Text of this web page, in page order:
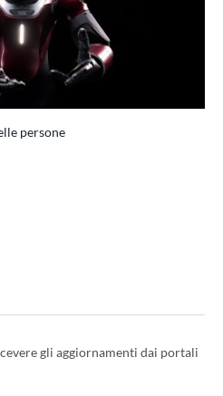
persone
gli aggiornamenti dai portali